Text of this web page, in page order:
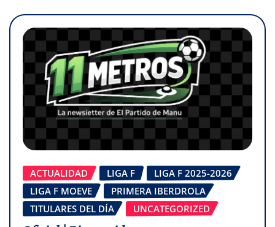
ACTUALIDAD LIGA F
LIGA F 2025-2026
LIGA F MOEVE
PRIMERA IBERDROLA
TITULARES DEL DÍA
UNCATEGORIZED